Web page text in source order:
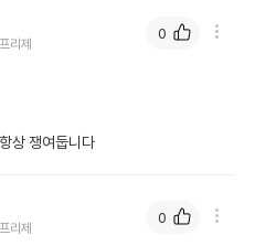
리제
상 쟁여둡니다
0
리제
0